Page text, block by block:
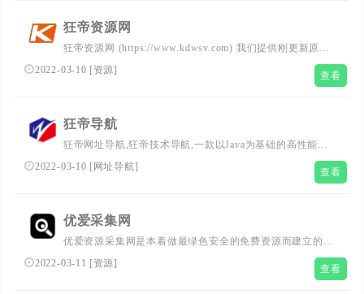
狂帝资源网
狂帝资源网 (https://www.kdwsv.com) 我们提供刚更新原创
技术，努力打造为全国网络爱好者提供优志服务的平台，让
2022-03-10 [资源] 查看
狂帝导航
狂帝网址导航,狂帝技术导航,一款以Java为基础的高性能网
址导航程序,国内首屈一指的技术教程活动导航分类平台，
站点已累计收录数千网站，累计为中国网民提供多达数亿的
2022-03-10 [ 网址导航] 查看
优爱采集网
优爱资源采集网是本着做最绿色安全的免费资源而建立的网
站；在这里您可以下载到各种日常所需要的软件、易语言相
关资源(源码.模块.教程等)、视频音乐资源；最后本站还有
2022-03-11 [资源] 查看